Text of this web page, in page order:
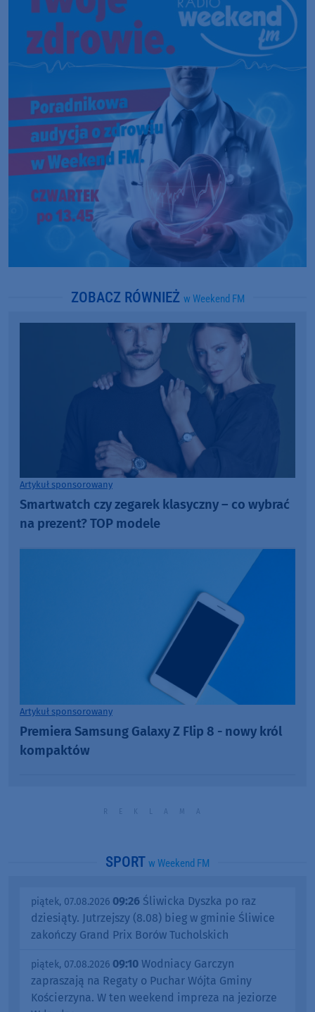
ZOBACZ RÓWNIEŻ w Weekend FM
Artykuł sponsorowany
Smartwatch czy zegarek klasyczny – co wybrać
na prezent? TOP modele
Artykuł sponsorowany
Premiera Samsung Galaxy Z Flip 8 - nowy król
kompaktów
SPORT w Weekend FM
piątek, 07.08.2026 09:26 Śliwicka Dyszka po raz
dziesiąty. Jutrzejszy (8.08) bieg w gminie Śliwice
zakończy Grand Prix Borów Tucholskich
piątek, 07.08.2026 09:10 Wodniacy Garczyn
zapraszają na Regaty o Puchar Wójta Gminy
Kościerzyna. W ten weekend impreza na jeziorze